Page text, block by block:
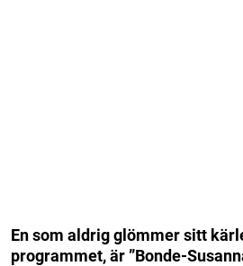
En som aldrig glömmer sitt
programmet, är ”Bonde-